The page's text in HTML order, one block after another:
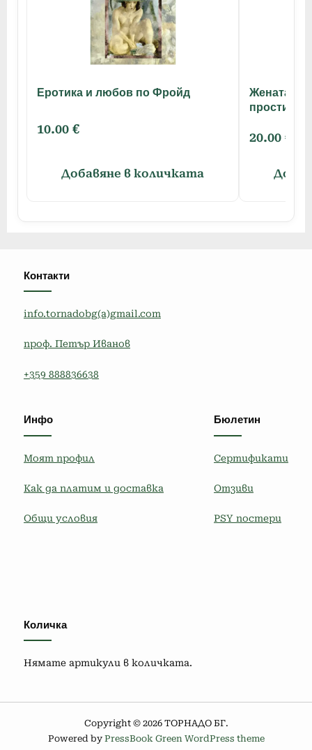
Еротика и любов по Фройд
10.00 €
Добавяне в количката
Жената
20.00€
Контакти
info.tornadobg(a)gmail.com
проф. Петър Иванов
+359 888836638
Инфо
Моят профил
Как да платим и доставка
Общи условия
Бюлетин
Сертификати
Отзиви
PSY постери
Количка
Нямате артикули в количката.
Copyright © 2026 ТОРНАДО БГ.
Powered by PressBook Green WordPress theme